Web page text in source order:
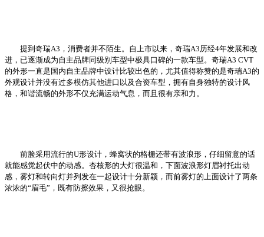
提到奇瑞A3，消费者并不陌生。自上市以来，奇瑞A3历经4年发展和改
进，已逐渐成为自主品牌同级别车型中极具口碑的一款车型。奇瑞A3 CVT
的外形一直是国内自主品牌中设计比较出色的，尤其值得称赞的是奇瑞A3的
外观设计并没有过多模仿其他进口以及合资车型，拥有自身独特的设计风
格，和谐流畅的外形不仅充满运动气息，而且很有亲和力。
前脸采用流行的U形设计，蜂窝状的格栅还带有波浪形，仔细留意的话
就能感觉起伏中的动感。杏核形的大灯很温和，下面波浪形灯眉衬托出动
感，雾灯和转向灯并列发在一起设计十分新颖，而前雾灯的上面设计了两条
浓浓的“眉毛”，既有防擦效果，又很抢眼。